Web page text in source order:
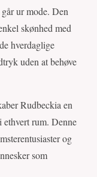
ur mode. Den
skønhed med
hverdaglige
uden at behøve
Rudbeckia en
rum. Denne
og
som